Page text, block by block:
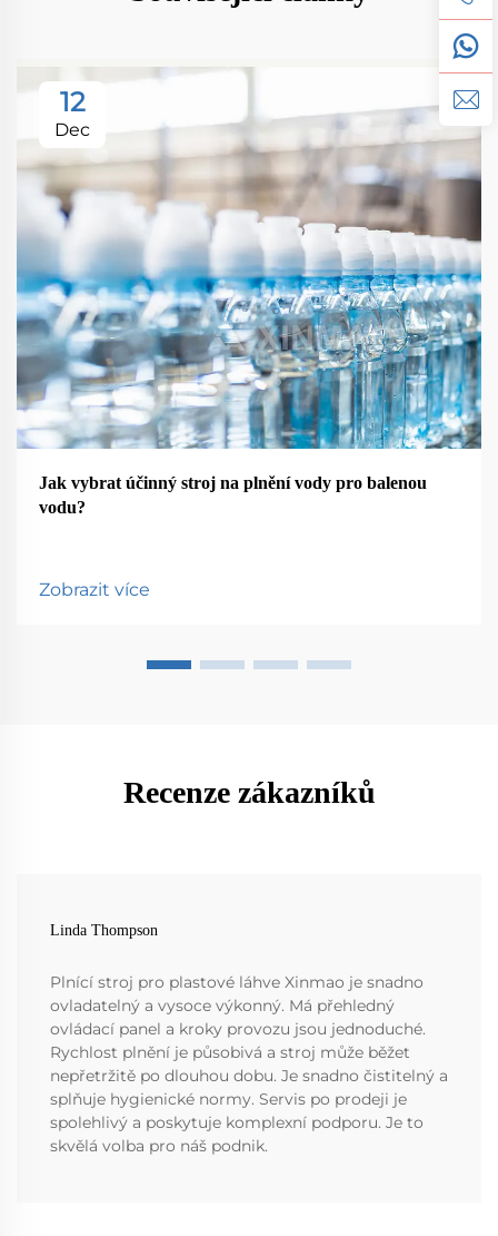
12
Dec
Jak vybrat účinný stroj na plnění vody pro balenou
vodu?
Zobrazit více
Recenze zákazníků
Linda Thompson
Plnící stroj pro plastové láhve Xinmao je snadno
ovladatelný a vysoce výkonný. Má přehledný
ovládací panel a kroky provozu jsou jednoduché.
Rychlost plnění je působivá a stroj může běžet
nepřetržitě po dlouhou dobu. Je snadno čistitelný a
splňuje hygienické normy. Servis po prodeji je
spolehlivý a poskytuje komplexní podporu. Je to
skvělá volba pro náš podnik.